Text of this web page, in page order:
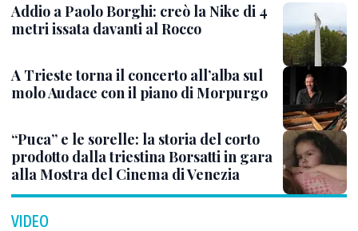
Addio a Paolo Borghi: creò la Nike di 4
metri issata davanti al Rocco
A Trieste torna il concerto all’alba sul
molo Audace con il piano di Morpurgo
“Puca” e le sorelle: la storia del corto
prodotto dalla triestina Borsatti in gara
alla Mostra del Cinema di Venezia
VIDEO